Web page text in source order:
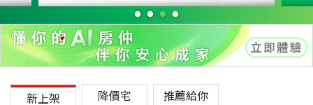
新上架 降價宅 推薦給你